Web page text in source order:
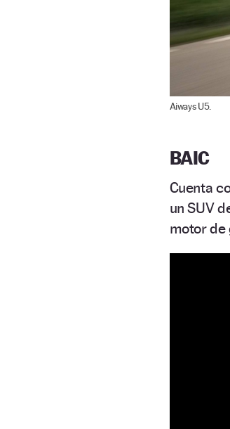
Aiways U5.
BAIC
Cuenta
un SUV
motor de